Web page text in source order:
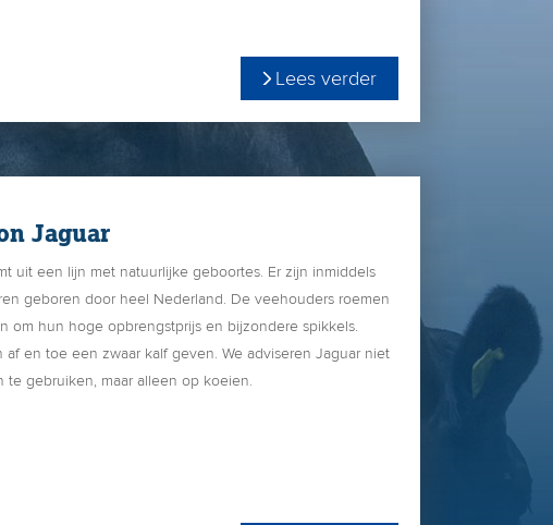
echte gebruikskruisings-stier met 4 zuivere witte
belgen in de afstamming te weten: Adamo x Ustin x
Lees verder
Jaguar
uit een lijn met natuurlijke geboortes. Er zijn inmiddels
geboren door heel Nederland. De veehouders roemen
om hun hoge opbrengstprijs en bijzondere spikkels.
af en toe een zwaar kalf geven. We adviseren Jaguar niet
te gebruiken, maar alleen op koeien.